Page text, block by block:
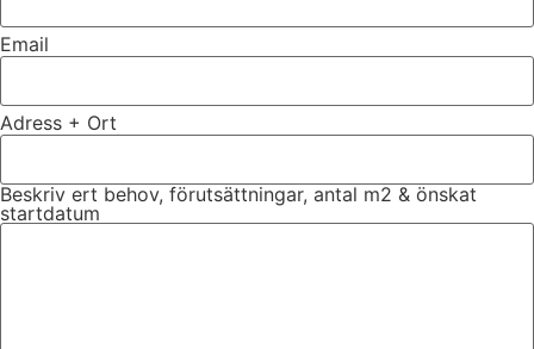
Email
Adress + Ort
Beskriv ert behov, förutsättningar, antal m2 & önskat
startdatum